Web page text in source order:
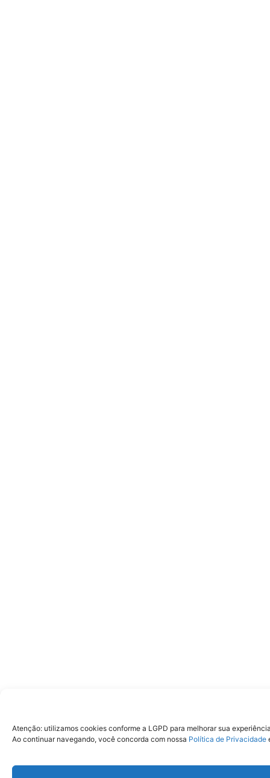
Atenção: utilizamos cookies conforme a LGPD para melhorar sua
Ao continuar navegando, você concorda com nossa Política de Privacidade